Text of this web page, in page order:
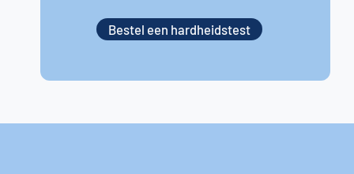
Bestel een hardheidstest